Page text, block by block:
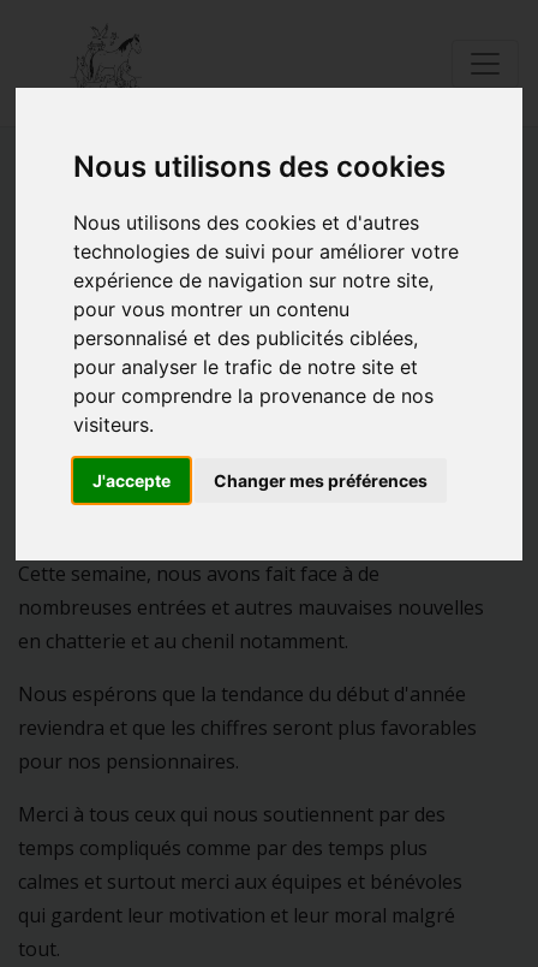
Nous utilisons des cookies
Nous utilisons des cookies et d'autres
technologies de suivi pour améliorer votre
expérience de navigation sur notre site,
pour vous montrer un contenu
personnalisé et des publicités ciblées,
pour analyser le trafic de notre site et
pour comprendre la provenance de nos
visiteurs.
J'accepte Changer mes préférences
Adoptions de la semaine
du 13 au 19 janvier 2025
18/01/2025 | Posté par Catherine | Adoption| Mots clés:
Adoptions chiensAdoptions NAC Adoptions de la semaine
Cette semaine, nous avons fait face à de
nombreuses entrées et autres mauvaises nouvelles
en chatterie et au chenil notamment.
Nous espérons que la tendance du début d'année
reviendra et que les chiffres seront plus favorables
pour nos pensionnaires.
Merci à tous ceux qui nous soutiennent par des
temps compliqués comme par des temps plus
calmes et surtout merci aux équipes et bénévoles
qui gardent leur motivation et leur moral malgré
tout.